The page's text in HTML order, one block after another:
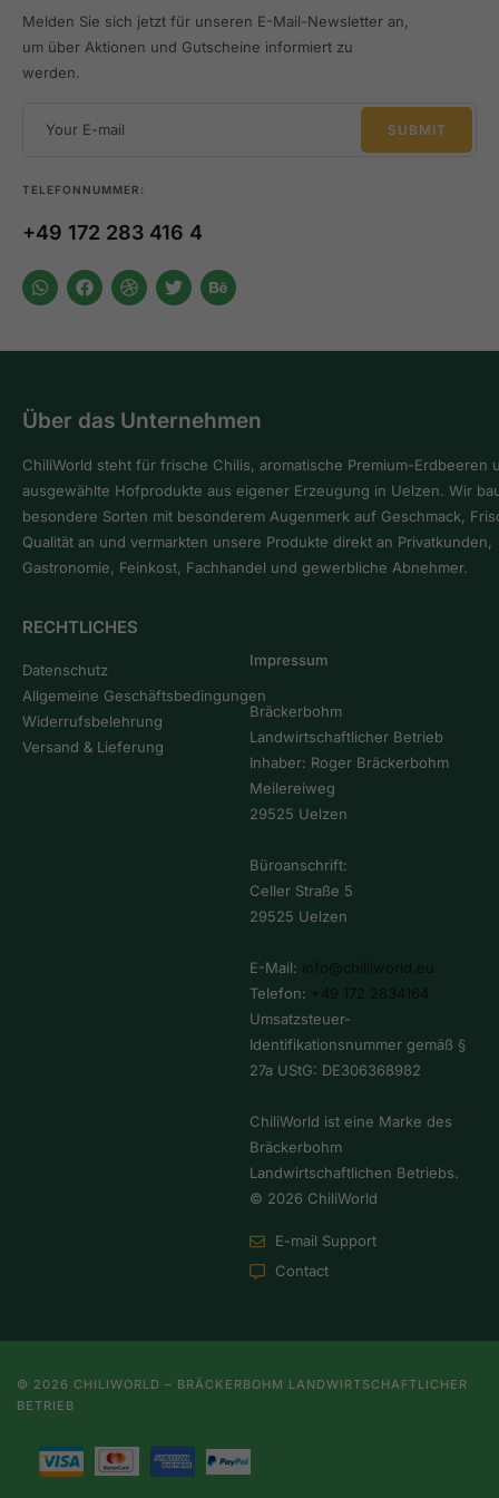
Melden Sie sich jetzt für unseren E-Mail-Newsletter an,
um über Aktionen und Gutscheine informiert zu
werden.
TELEFONNUMMER:
+49 172 283 416 4
Über das Unternehmen
ChiliWorld steht für frische Chilis, aromatische Premium-Erdbeeren
ausgewählte Hofprodukte aus eigener Erzeugung in Uelzen. Wir
besondere Sorten mit besonderem Augenmerk auf Geschmack,
Qualität an und vermarkten unsere Produkte direkt an Privatkunden,
Gastronomie, Feinkost, Fachhandel und gewerbliche Abnehmer.
RECHTLICHES
Datenschutz
Allgemeine Geschäftsbedingungen
Widerrufsbelehrung
Versand & Lieferung
Impressum
Bräckerbohm
Landwirtschaftlicher Betrieb
Inhaber: Roger Bräckerbohm
Meilereiweg
29525 Uelzen
Büroanschrift:
Celler Straße 5
29525 Uelzen
E-Mail: info@chilliworld.eu
Telefon: +49 172 2834164
Umsatzsteuer-
Identifikationsnummer gemäß §
27a UStG: DE306368982
ChiliWorld ist eine Marke des
Bräckerbohm
Landwirtschaftlichen Betriebs.
© 2026 ChiliWorld
E-mail Support
Contact
© 2026 CHILIWORLD – BRÄCKERBOHM LANDWIRTSCHAFTLICHER
BETRIEB